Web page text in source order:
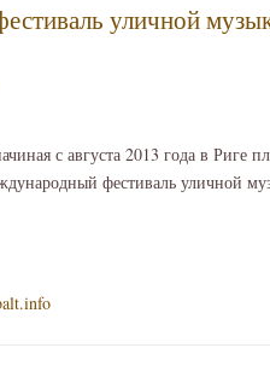
уличной
с августа 2013 года в Риге
фестиваль уличной